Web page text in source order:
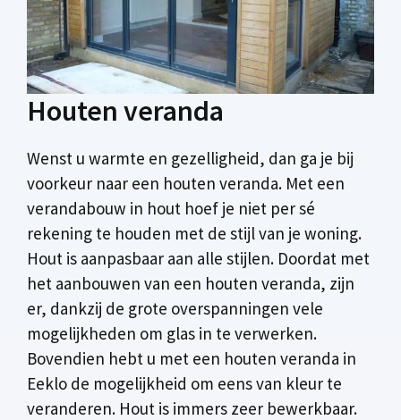
Houten veranda
Wenst u warmte en gezelligheid, dan ga je bij
voorkeur naar een houten veranda. Met een
verandabouw in hout hoef je niet per sé
rekening te houden met de stijl van je woning.
Hout is aanpasbaar aan alle stijlen. Doordat met
het aanbouwen van een houten veranda, zijn
er, dankzij de grote overspanningen vele
mogelijkheden om glas in te verwerken.
Bovendien hebt u met een houten veranda in
Eeklo de mogelijkheid om eens van kleur te
veranderen. Hout is immers zeer bewerkbaar.